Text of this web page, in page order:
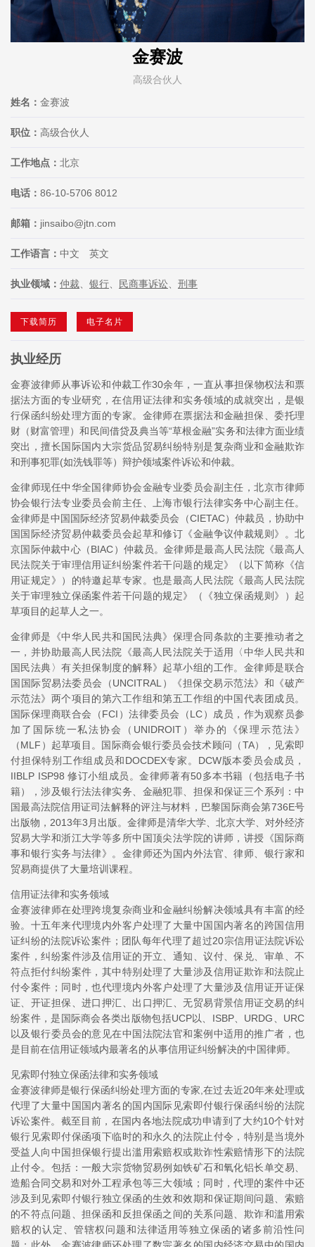
金赛波
高级合伙人
姓名： 金赛波
职位： 高级合伙人
工作地点： 北京
电话： 86-10-5706 8012
邮箱： jinsaibo@jtn.com
工作语言： 中文 英文
执业领域： 仲裁 银行 民商事诉讼 刑事
下载简历 电子名片
执业经历
金赛波律师从事诉讼和仲裁工作30余年，一直从事担保物权法和票
据法方面的专业研究，在信用证法律和实务领域的成就突出，是银
行保函纠纷处理方面的专家。金律师在票据法和金融担保、委托理
财（财富管理）和民间借贷及典当等“草根金融”实务和法律方面业绩
突出，擅长国际国内大宗货品贸易纠纷特别是复杂商业和金融欺诈
和刑事犯罪(如洗钱罪等）辩护领域案件诉讼和仲裁。
金律师现任中华全国律师协会金融专业委员会副主任，北京市律师
协会银行法专业委员会前主任、上海市银行法律实务中心副主任。
金律师是中国国际经济贸易仲裁委员会（CIETAC）仲裁员，协助中
国国际经济贸易仲裁委员会起草和修订《金融争议仲裁规则》。北
京国际仲裁中心（BIAC）仲裁员。金律师是最高人民法院《最高人
民法院关于审理信用证纠纷案件若干问题的规定》（以下简称《信
用证规定》）的特邀起草专家。也是最高人民法院《最高人民法院
关于审理独立保函案件若干问题的规定》（《独立保函规则》）起
草项目的起草人之一。
金律师是《中华人民共和国民法典》保理合同条款的主要推动者之
一，并协助最高人民法院《最高人民法院关于适用〈中华人民共和
国民法典〉有关担保制度的解释》起草小组的工作。金律师是联合
国国际贸易法委员会（UNCITRAL）《担保交易示范法》和《破产
示范法》两个项目的第六工作组和第五工作组的中国代表团成员。
国际保理商联合会（FCI）法律委员会（LC）成员，作为观察员参
加了国际统一私法协会（UNIDROIT）举办的《保理示范法》
（MLF）起草项目。国际商会银行委员会技术顾问（TA），见索即
付担保特别工作组成员和DOCDEX专家。DCW版本委员会成员，
IIBLP ISP98 修订小组成员。金律师著有50多本书籍（包括电子书
籍），涉及银行法法律实务、金融犯罪、担保和保证三个系列：中
国最高法院信用证司法解释的评注与材料，巴黎国际商会第736E号
出版物，2013年3月出版。金律师是清华大学、北京大学、对外经济
贸易大学和浙江大学等多所中国顶尖法学院的讲师，讲授《国际商
事和银行实务与法律》。金律师还为国内外法官、律师、银行家和
贸易商提供了大量培训课程。
信用证法律和实务领域
金赛波律师在处理跨境复杂商业和金融纠纷解决领域具有丰富的经
验。十五年来代理境内外客户处理了大量中国国内著名的跨国信用
证纠纷的法院诉讼案件；团队每年代理了超过20宗信用证法院诉讼
案件，纠纷案件涉及信用证的开立、通知、议付、保兑、审单、不
符点拒付纠纷案件，其中特别处理了大量涉及信用证欺诈和法院止
付令案件；同时，也代理境内外客户处理了大量涉及信用证开证保
证、开证担保、进口押汇、出口押汇、无贸易背景信用证交易的纠
纷案件，是国际商会各类出版物包括UCP以、ISBP、URDG、URC
以及银行委员会的意见在中国法院法官和案例中适用的推广者，也
是目前在信用证领域内最著名的从事信用证纠纷解决的中国律师。
见索即付独立保函法律和实务领域
金赛波律师是银行保函纠纷处理方面的专家,在过去近20年来处理或
代理了大量中国国内著名的国内国际见索即付银行保函纠纷的法院
诉讼案件。截至目前，在国内各地法院成功申请到了大约10个针对
银行见索即付保函项下临时的和永久的法院止付令，特别是当境外
受益人向中国担保银行提出滥用索赔权或欺诈性索赔情形下的法院
止付令。包括：一般大宗货物贸易例如铁矿石和氧化铝长单交易、
造船合同交易和对外工程承包等三大领域；同时，代理的案件中还
涉及到见索即付银行独立保函的生效和效期和保证期间问题、索赔
的不符点问题、担保函和反担保函之间的关系问题、欺诈和滥用索
赔权的认定、管辖权问题和法律适用等独立保函的诸多前沿性问